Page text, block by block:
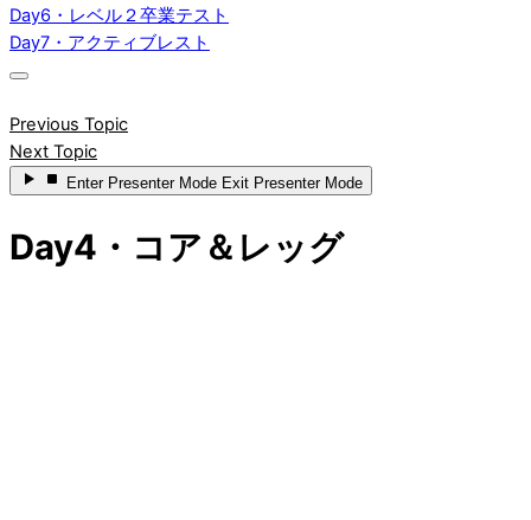
Day6・レベル２卒業テスト
Day7・アクティブレスト
Previous Topic
Next Topic
Enter Presenter Mode Exit Presenter Mode
Day4・コア＆レッグ